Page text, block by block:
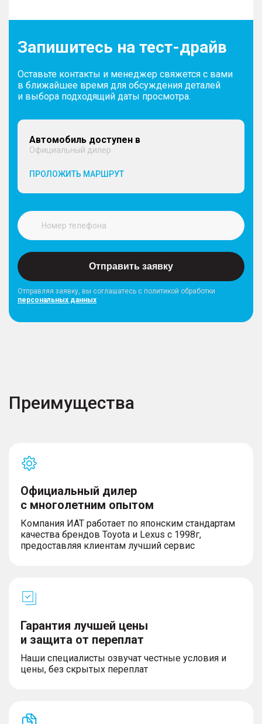
Запишитесь на тест-драйв
Оставьте контакты и менеджер свяжется с вами
в ближайшее время для обсуждения деталей
и выбора подходящий даты просмотра.
Автомобиль доступен в
Официальный дилер
ПРОЛОЖИТЬ МАРШРУТ
Отправить заявку
Отправляя заявку, вы соглашатесь с политикой обработки
персональных данных
Преимущества
Официальный дилер
с многолетним опытом
Компания ИАТ работает по японским стандартам
качества брендов Toyota и Lexus с 1998г,
предоставляя клиентам лучший сервис
Гарантия лучшей цены
и защита от переплат
Наши специалисты озвучат честные условия и
цены, без скрытых переплат